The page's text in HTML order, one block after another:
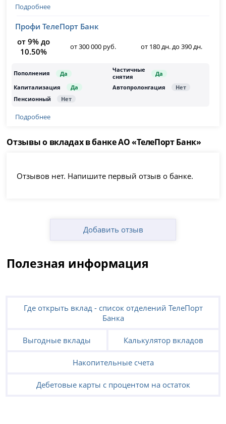
Подробнее
Профи ТелеПорт Банк
от 9% до
10.50%
от 300 000 руб. от 180 дн. до 390 дн.
Подробнее
Отзывы о вкладах в банке АО «ТелеПорт Банк»
Отзывов нет. Напишите первый отзыв о банке.
Добавить отзыв
Полезная информация
Где открыть вклад - список отделений ТелеПорт
Банка
Выгодные вклады Калькулятор вкладов
Накопительные счета
Дебетовые карты с процентом на остаток